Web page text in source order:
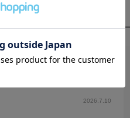
スタッフレビュー
表示：新しい順
2026.7.10